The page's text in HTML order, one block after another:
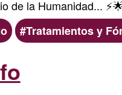
de la Humanidad...
Tratamientos y